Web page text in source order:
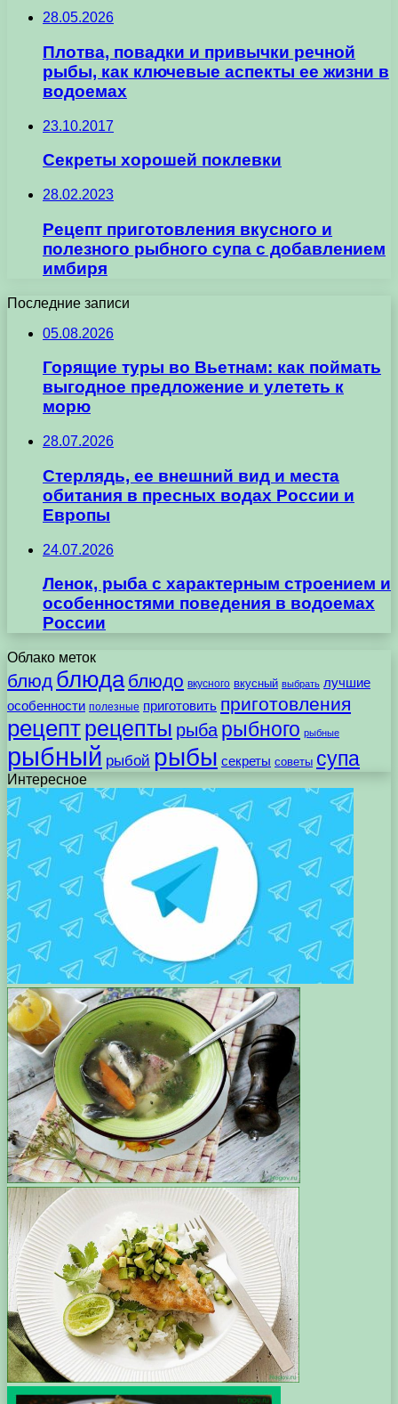
28.05.2026
Плотва, повадки и привычки речной
рыбы, как ключевые аспекты ее жизни в
водоемах
23.10.2017
Секреты хорошей поклевки
28.02.2023
Рецепт приготовления вкусного и
полезного рыбного супа с добавлением
имбиря
Последние записи
05.08.2026
Горящие туры во Вьетнам: как поймать
выгодное предложение и улететь к
морю
28.07.2026
Стерлядь, ее внешний вид и места
обитания в пресных водах России и
Европы
24.07.2026
Ленок, рыба с характерным строением и
особенностями поведения в водоемах
России
Облако меток
блюд блюда блюдо вкусного вкусный выбрать лучшие
особенности полезные приготовить приготовления
рецептрецепты рыба рыбного рыбные
рыбный рыбой рыбы секреты советы супа
Интересное